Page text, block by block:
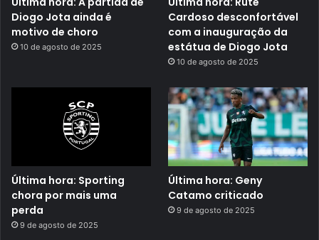
Diogo Jota ainda é
motivo de choro
10 de agosto de 2025
Cardoso desconfortável
com a inauguração da
estátua de Diogo Jota
10 de agosto de 2025
Última hora: Sporting
chora por mais uma
perda
9 de agosto de 2025
Última hora: Geny
Catamo criticado
9 de agosto de 2025